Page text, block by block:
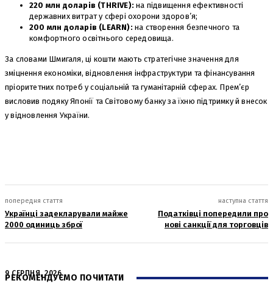
220 млн доларів (THRIVE): на підвищення ефективності
державних витрат у сфері охорони здоров’я;
200 млн доларів (LEARN): на створення безпечного та
комфортного освітнього середовища.
За словами Шмигаля, ці кошти мають стратегічне значення для
зміцнення економіки, відновлення інфраструктури та фінансування
пріоритетних потреб у соціальній та гуманітарній сферах. Прем’єр
висловив подяку Японії та Світовому банку за їхню підтримку й внесок
у відновлення України.
попередня стаття
Українці задекларували майже
2000 одиниць зброї
наступна стаття
Податківці попередили про
нові санкції для торговців
РЕКОМЕНДУЄМО ПОЧИТАТИ
9 СЕРПНЯ, 2026